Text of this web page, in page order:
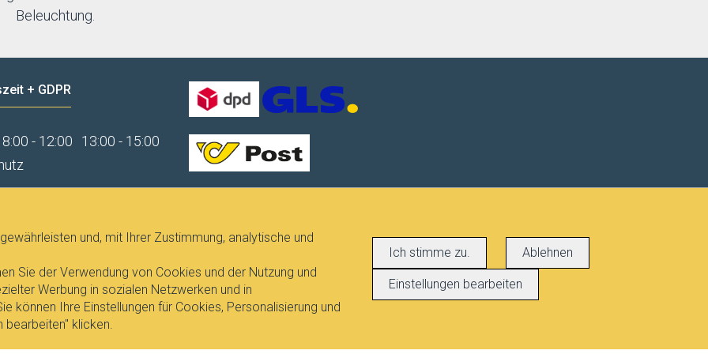
Beleuchtung.
+ GDPR
8:00 - 12:00
13:00 - 15:00
und, mit Ihrer Zustimmung, analytische und
Sie der Verwendung von Cookies und der Nutzung und
Werbung in sozialen Netzwerken und in
können Ihre Einstellungen für Cookies, Personalisierung und
bearbeiten" klicken.
Ich stimme zu. Ablehnen
Einstellungen bearbeiten